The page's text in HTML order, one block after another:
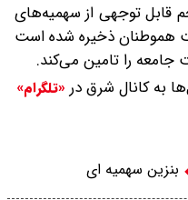
قابل توجهی از سهمیه‌های
هموطنان ذخیره شده است
جامعه را تامین می‌کند.
به کانال شرق در «تلگرام»
بنزین سهمیه ای